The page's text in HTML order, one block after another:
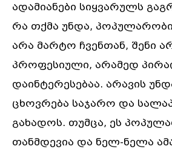
ადამიანები სიყვარულს
რა თქმა უნდა,
არა მარტო ჩვენთან, შენი
პროფესიული, არამედ
დაინტერესებაა. არავის
ცხოვრება საჯარო და
გახადოს. თუმცა, ეს
თანმდევია და ნელ-ნელა